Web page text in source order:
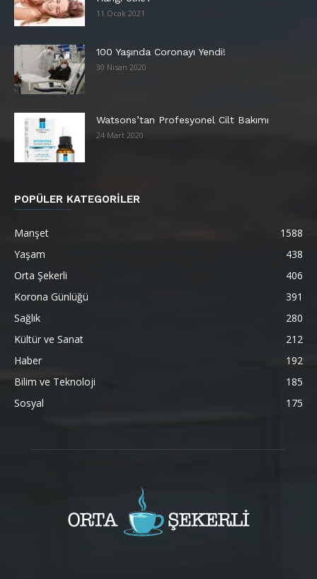
11 Ocak 2021
100 Yaşında Coronayı Yendi!
30 Nisan 2020
Watsons’tan Profesyonel Cilt Bakımı
24 Mart 2020
POPÜLER KATEGORİLER
Manşet
1588
Yaşam
438
Orta Şekerli
406
Korona Günlüğü
391
Sağlık
280
Kültür ve Sanat
212
Haber
192
Bilim ve Teknoloji
185
Sosyal
175